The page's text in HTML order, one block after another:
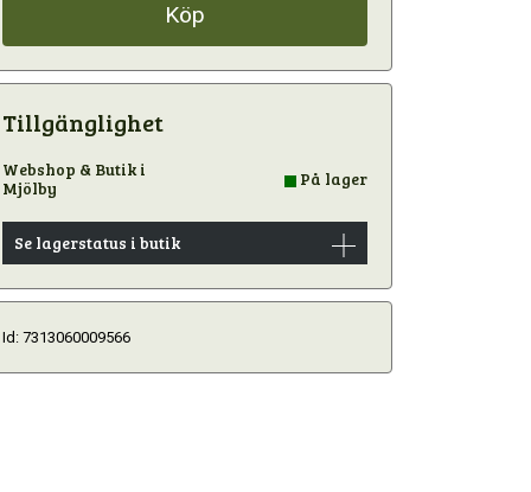
Köp
Tillgänglighet
Webshop & Butik i
Mjölby
På lager
Se lagerstatus i butik
Id: 7313060009566